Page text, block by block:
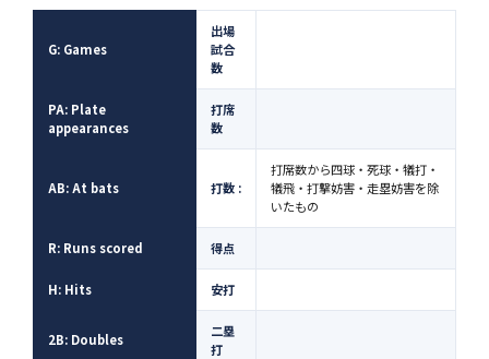
G: Games
出場
試合
数
PA: Plate
appearances
打席
数
AB: At bats 打数 :
打席数から四球・死球・犠打・
犠飛・打撃妨害・走塁妨害を除
いたもの
R: Runs scored 得点
H: Hits 安打
2B: Doubles
二塁
打